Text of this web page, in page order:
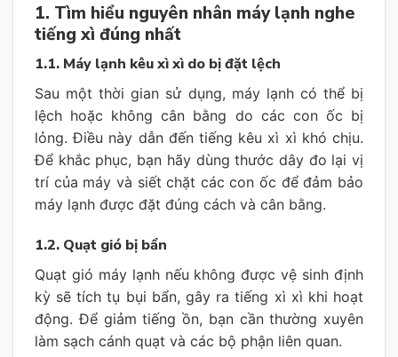
1. Tìm hiểu nguyên nhân máy lạnh nghe
tiếng xì đúng nhất
1.1. Máy lạnh kêu xì xì do bị đặt lệch
Sau một thời gian sử dụng, máy lạnh có thể bị
lệch hoặc không cân bằng do các con ốc bị
lỏng. Điều này dẫn đến tiếng kêu xì xì khó chịu.
Để khắc phục, bạn hãy dùng thước dây đo lại vị
trí của máy và siết chặt các con ốc để đảm bảo
máy lạnh được đặt đúng cách và cân bằng.
1.2. Quạt gió bị bẩn
Quạt gió máy lạnh nếu không được vệ sinh định
kỳ sẽ tích tụ bụi bẩn, gây ra tiếng xì xì khi hoạt
động. Để giảm tiếng ồn, bạn cần thường xuyên
làm sạch cánh quạt và các bộ phận liên quan.